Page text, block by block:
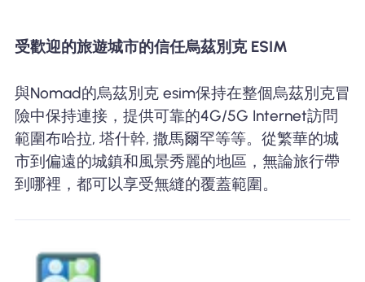
受歡迎的旅遊城市的信任烏茲別克 ESIM
與Nomad的烏茲別克 esim保持在整個烏茲別克冒
險中保持連接，提供可靠的4G/5G Internet訪問
範圍布哈拉, 塔什幹, 撒馬爾罕等等。從繁華的城
市到偏遠的城鎮和風景秀麗的地區，無論旅行帶
到哪裡，都可以享受無縫的覆蓋範圍。